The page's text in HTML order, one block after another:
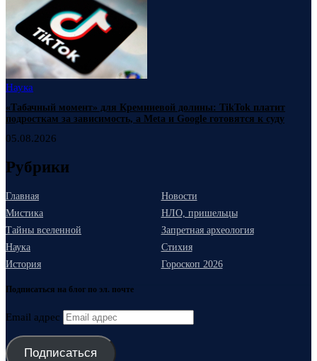
Наука
«Табачный момент» для Кремниевой долины: TikTok платит
подросткам за зависимость, а Meta и Google готовятся к суду
05.08.2026
Рубрики
Главная
Новости
Мистика
НЛО, пришельцы
Тайны вселенной
Запретная археология
Наука
Стихия
История
Гороскоп 2026
Подписаться на блог по эл. почте
Email адрес
Подписаться